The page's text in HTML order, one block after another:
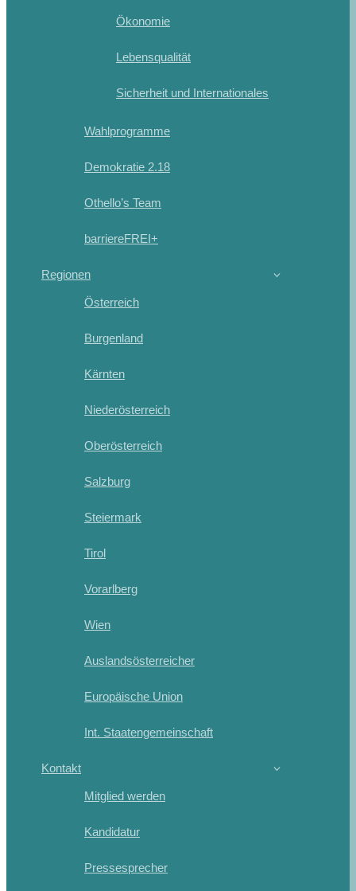
Ökonomie
Lebensqualität
Sicherheit und Internationales
Wahlprogramme
Demokratie 2.18
Othello’s Team
barriereFREI+
Regionen
Österreich
Burgenland
Kärnten
Niederösterreich
Oberösterreich
Salzburg
Steiermark
Tirol
Vorarlberg
Wien
Auslandsösterreicher
Europäische Union
Int. Staatengemeinschaft
Kontakt
Mitglied werden
Kandidatur
Pressesprecher